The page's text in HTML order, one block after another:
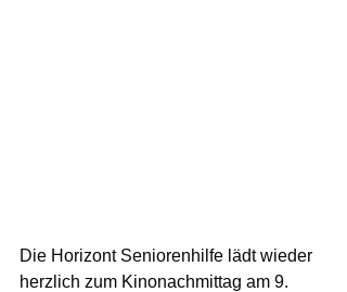
Die Horizont Seniorenhilfe lädt wieder
herzlich zum Kinonachmittag am 9.